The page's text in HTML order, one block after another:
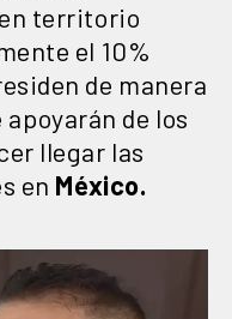
territorio
el 10%
de manera
de los
llegar las
en México.